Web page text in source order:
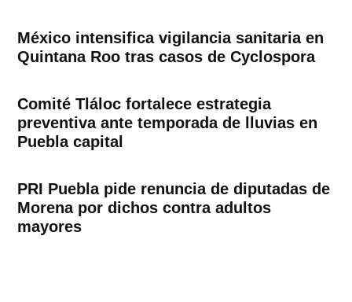
México intensifica vigilancia sanitaria en
Quintana Roo tras casos de Cyclospora
Comité Tláloc fortalece estrategia
preventiva ante temporada de lluvias en
Puebla capital
PRI Puebla pide renuncia de diputadas de
Morena por dichos contra adultos
mayores